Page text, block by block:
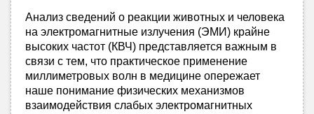
Анализ сведений о реакции животных и человека
на электромагнитные излучения (ЭМИ) крайне
высоких частот (КВЧ) представляется важным в
связи с тем, что практическое применение
миллиметровых волн в медицине опережает
наше понимание физических механизмов
взаимодействия слабых электромагнитных